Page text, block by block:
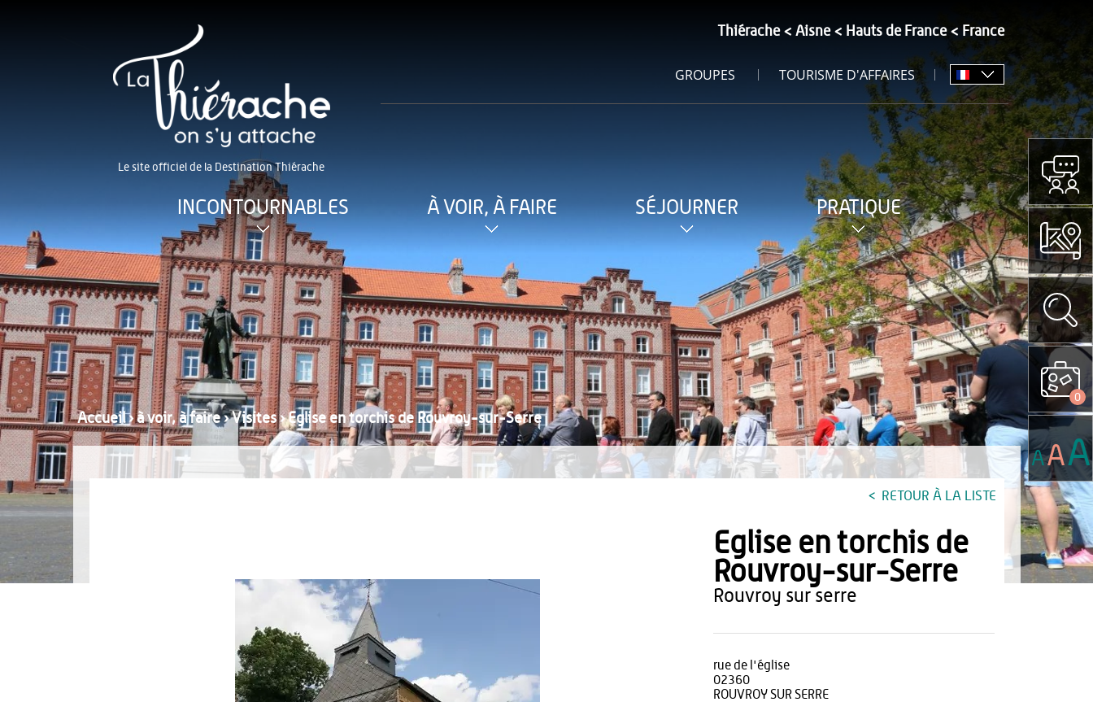
Le site officiel de la Destination Thiérache
Thiérache Aisne Hauts de France France
GROUPES TOURISME D'AFFAIRES
INCONTOURNABLES À VOIR, À FAIRE SÉJOURNER PRATIQUE
Accueil›à voir, à faire›Visites›Eglise en torchis de Rouvroy-sur-Serre
RETOUR À LA LISTE
Eglise en torchis de
Rouvroy-sur-Serre
rouvroy sur serre
rue de l'église
02360
ROUVROY SUR SERRE
0
AAA